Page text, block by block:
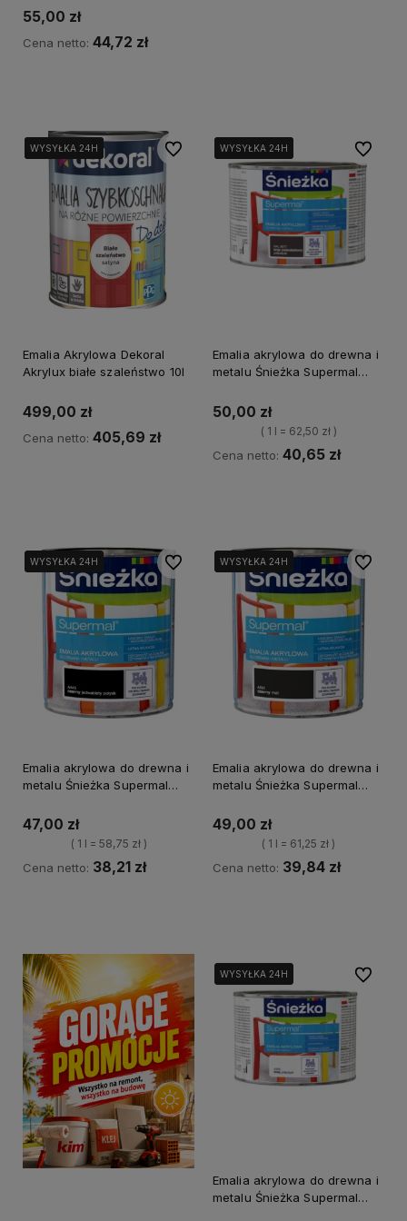
55,00 zł
Cena netto: 44,72 zł
WYSYŁKA 24H
WYSYŁKA 24H
WYSYŁKA 24H
Emalia Akrylowa Dekoral
Akrylux białe szaleństwo 10l
499,00 zł
Cena netto: 405,69 zł
Do ulubionychWYSYŁKA 24H
WYSYŁKA 24H
WYSYŁKA 24H
Emalia akrylowa do drewna i
metalu Śnieżka Supermal
0.8 L
50,00 zł
( 1 l = 62,50 zł )
Cena netto: 40,65 zł
Do
WYSYŁKA 24H
WYSYŁKA 24H
Emalia akrylowa do drewna i
metalu Śnieżka Supermal
L
47,00 zł
( 1 l = 58,75 zł )
Cena netto: 38,21 zł
Do ulubionychWYSYŁKA 24H
WYSYŁKA 24H
Emalia akrylowa do drewna i
metalu Śnieżka Supermal
49,00 zł
( 1 l = 61,25 zł )
Cena netto: 39,84 zł
Do
WYSYŁKA 24H
WYSYŁKA 24H
Emalia akrylowa do drewna i
metalu Śnieżka Supermal
Do